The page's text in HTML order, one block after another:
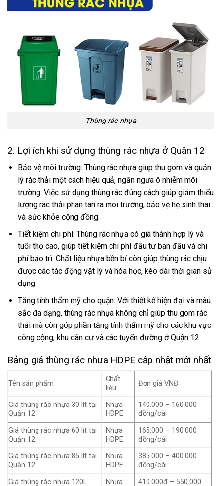
Thùng rác nhựa
2. Lợi ích khi sử dụng thùng rác nhựa ở Quận 12
Bảo vệ môi trường: Thùng rác nhựa giúp thu gom và quản
lý rác thải một cách hiệu quả, ngăn ngừa ô nhiễm môi
trường. Việc sử dụng thùng rác đúng cách giúp giảm thiểu
lượng rác thải phân tán ra môi trường, bảo vệ hệ sinh thái
và sức khỏe cộng đồng.
Tiết kiệm chi phí: Thùng rác nhựa có giá thành hợp lý và
tuổi thọ cao, giúp tiết kiệm chi phí đầu tư ban đầu và chi
phí bảo trì. Chất liệu nhựa bền bỉ còn giúp thùng rác chịu
được các tác động vật lý và hóa học, kéo dài thời gian sử
dụng.
Tăng tính thẩm mỹ cho quận: Với thiết kế hiện đại và màu
sắc đa dạng, thùng rác nhựa không chỉ giúp thu gom rác
thải mà còn góp phần tăng tính thẩm mỹ cho các khu vực
công cộng, khu dân cư và các tuyến đường ở Quận 12.
Bảng giá thùng rác nhựa HDPE cập nhật mới nhất
Tên sản phẩm
Chất
liệu
Đơn giá VNĐ
Giá thùng rác nhựa 30 lít tại
Quận 12
Nhựa
HDPE
140.000 – 160.000
đồng/cái
Giá thùng rác nhựa 60 lít tại
Quận 12
Nhựa
HDPE
165.000 – 190.000
đồng/cái
Giá thùng rác nhựa 85 lít tại
Quận 12
Nhựa
HDPE
385.000 – 400.000
đồng/cái
Giá thùng rác nhựa 120L
Nhựa 410.000đ – 550.000